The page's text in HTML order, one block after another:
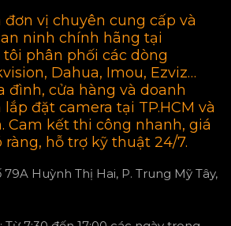
đơn vị chuyên cung cấp và
ninh chính hãng tại
tôi phân phối các dòng
Dahua, Imou, Ezviz…
đình, cửa hàng và doanh
đặt camera tại TP.HCM và
Cam kết thi công nhanh, giá
hỗ trợ kỹ thuật 24/7.
79A Huỳnh Thị Hai, P. Trung Mỹ Tây,